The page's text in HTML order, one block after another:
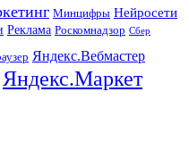
Минцифры Нейросети
Реклама Роскомнадзор Сбер
Яндекс.Вебмастер
Яндекс.Маркет